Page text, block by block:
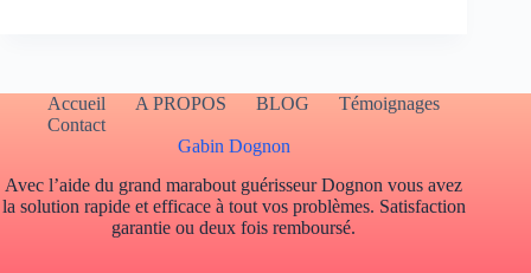
Accueil A PROPOS BLOG
Témoignages
Contact
Gabin Dognon
Avec l’aide du grand marabout guérisseur Dognon vous avez
la solution rapide et efficace à tout vos problèmes. Satisfaction
garantie ou deux fois remboursé.